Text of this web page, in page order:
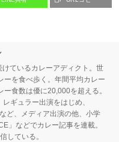
ているカレーアディクト。世
ーを食べ歩く。年間平均カレー
食数は優に20,000を超える。
ギュラー出演をはじめ、
ど、メディア出演の他、小学
」などでカレー記事を連載。
している。